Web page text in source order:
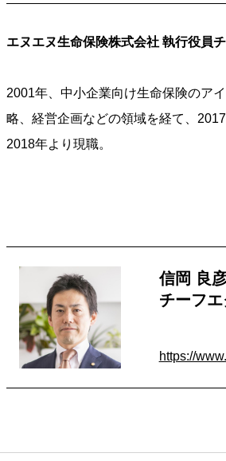
エヌエヌ生命保険株式会社 執行役員
2001年、中小企業向け生命保険のア
略、経営企画などの領域を経て、
2018年より現職。
信岡 良
チーフエ
https://